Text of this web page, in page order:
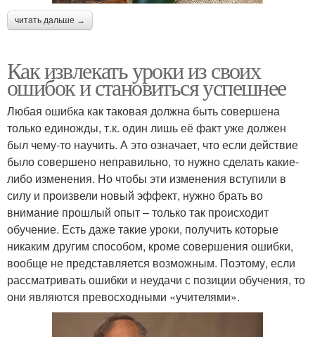
читать дальше →
Как извлекать уроки из своих
ошибок и становиться успешнее
Любая ошибка как таковая должна быть совершена
только единожды, т.к. один лишь её факт уже должен
был чему-то научить. А это означает, что если действие
было совершено неправильно, то нужно сделать какие-
либо изменения. Но чтобы эти изменения вступили в
силу и произвели новый эффект, нужно брать во
внимание прошлый опыт – только так происходит
обучение. Есть даже такие уроки, получить которые
никаким другим способом, кроме совершения ошибки,
вообще не представляется возможным. Поэтому, если
рассматривать ошибки и неудачи с позиции обучения, то
они являются превосходными «учителями».